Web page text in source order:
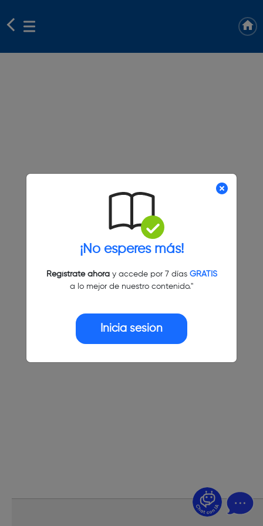
¡No esperes más!
Regístrate ahoray accede por 7 días GRATIS
a lo mejor de nuestro contenido."
Inicia sesión